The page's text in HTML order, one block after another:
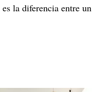
la diferencia entre un